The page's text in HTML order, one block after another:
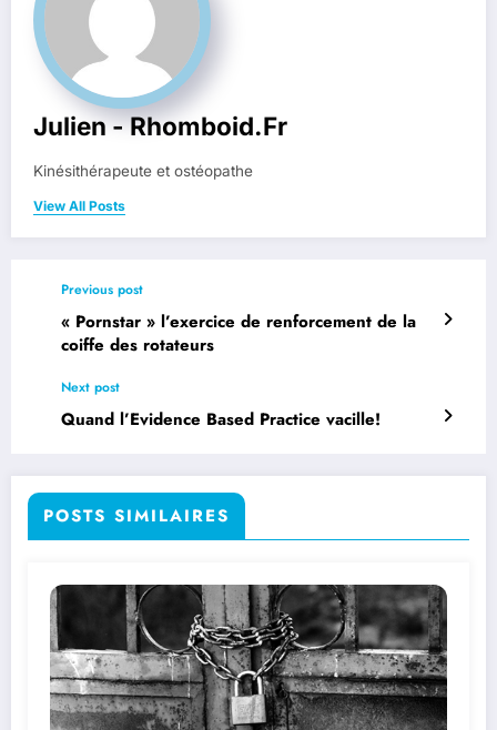
Julien - Rhomboid.fr
Kinésithérapeute et ostéopathe
View All Posts
Previous post
« Pornstar » l’exercice de renforcement de la
coiffe des rotateurs
Next post
Quand l’Evidence Based Practice vacille!
POSTS SIMILAIRES